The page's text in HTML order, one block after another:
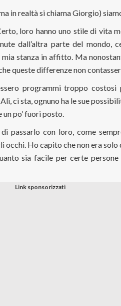
in realtà si chiama Giorgio)
loro hanno uno stile di vita
dall’altra parte del mondo,
stanza in affitto. Ma
queste differenze non
programmi troppo costosi
ci sta, ognuno ha le sue
po’ fuori posto.
di passarlo con loro, come
occhi. Ho capito che non era solo
sia facile per certe